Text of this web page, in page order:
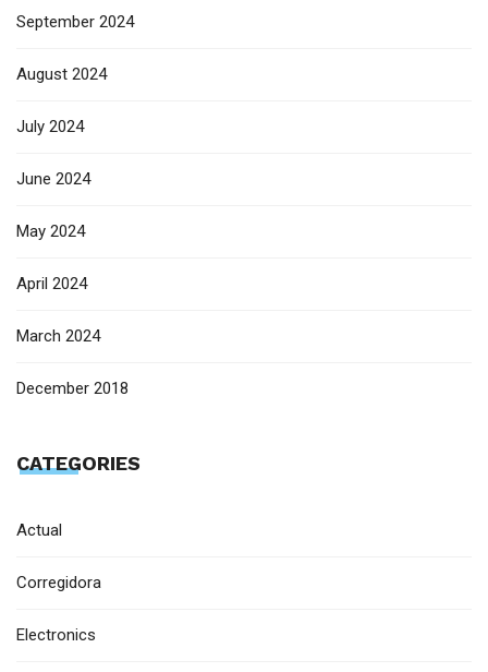
September 2024
August 2024
July 2024
June 2024
May 2024
April 2024
March 2024
December 2018
CATEGORIES
Actual
Corregidora
Electronics